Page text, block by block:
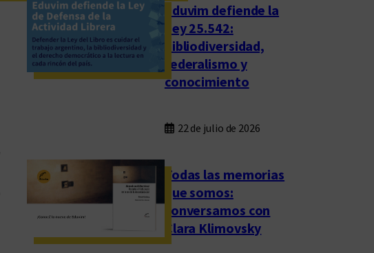
Eduvim defiende la
Ley 25.542:
bibliodiversidad,
federalismo y
conocimiento
22 de julio de 2026
Todas las memorias
que somos:
conversamos con
Clara Klimovsky